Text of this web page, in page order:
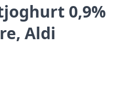
0,9%
Aldi